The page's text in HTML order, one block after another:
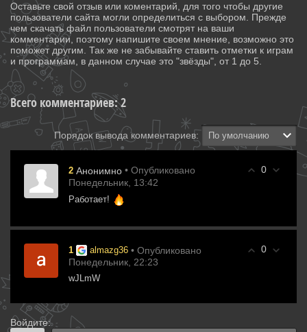
Оставьте свой отзыв или коментарий, для того чтобы другие
пользователи сайта могли определиться с выбором. Прежде
чем скачать файл пользователи смотрят на ваши
комментарии, поэтому напишите своем мнение, возможно это
поможет другим. Так же не забывайте ставить отметки к играм
и программам, в данном случае это "звёзды", от 1 до 5.
Всего комментариев:2
Порядок вывода комментариев:
0
2 Анонимно • Опубликовано
Понедельник, 13:42
Работает!
0
1 almazg36 • Опубликовано
Понедельник, 22:23
wJLmW
Войдите: